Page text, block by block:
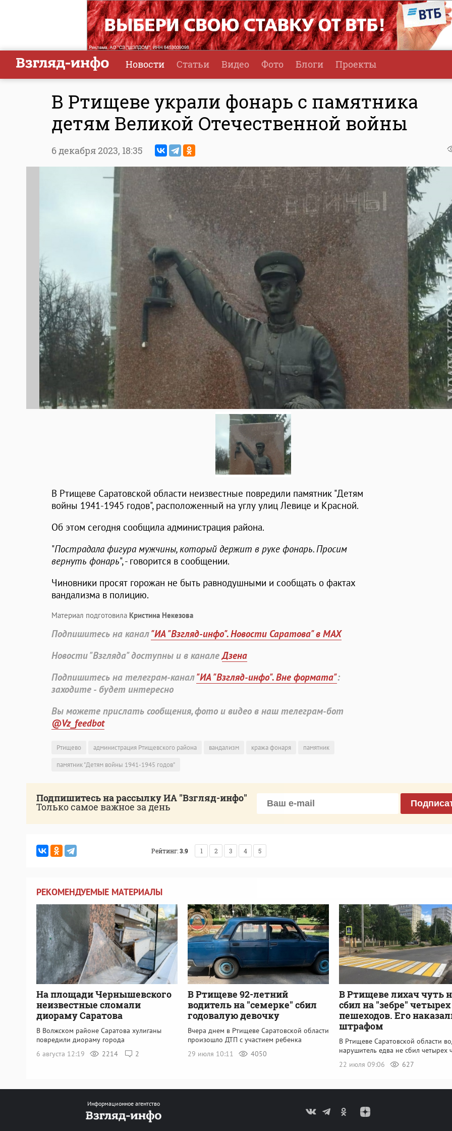
Новости Статьи Видео Фото Блоги Проекты
В Ртищеве украли фонарь с памятника
детям Великой Отечественной войны
6 декабря 2023, 18:35
В Ртищеве Саратовской области неизвестные повредили памятник "Детям
войны 1941-1945 годов", расположенный на углу улиц Левице и Красной.
Об этом сегодня сообщила администрация района.
"Пострадала фигура мужчины, который держит в руке фонарь. Просим
вернуть фонарь", - говорится в сообщении.
Чиновники просят горожан не быть равнодушными и сообщать о фактах
вандализма в полицию.
Материал подготовила Кристина Некезова
Подпишитесь на канал"ИА "Взгляд-инфо". Новости Саратова" в MAX
Новости "Взгляда" доступны и в каналеДзена
Подпишитесь на телеграм-канал"ИА "Взгляд-инфо". Вне формата":
заходите - будет интересно
Вы можете прислать сообщения, фото и видео в наш телеграм-бот
@Vz_feedbot
Ртищево администрация Ртищевского района вандализм кража фонаря
памятник
памятник "Детям войны 1941-1945 годов"
Подпишитесь на рассылку ИА "Взгляд-инфо"
Только самое важное за день
Рейтинг:3.9 1 2 3 4 5
РЕКОМЕНДУЕМЫЕ МАТЕРИАЛЫ
На площади Чернышевского
неизвестные сломали
диораму Саратова
В Волжском районе Саратова хулиганы
повредили диораму города
6 августа 12:19
2214 2
В Ртищеве 92-летний
водитель на "семерке" сбил
годовалую девочку
Вчера днем в Ртищеве Саратовской области
произошло ДТП с участием ребенка
29 июля 10:11
4050
В Ртищеве лихач чуть
сбил на "зебре" четырех
пешеходов. Его
штрафом
В Ртищеве Саратовской области
нарушитель едва не сбил четырех
22 июля 09:06
627
Информационное агентство